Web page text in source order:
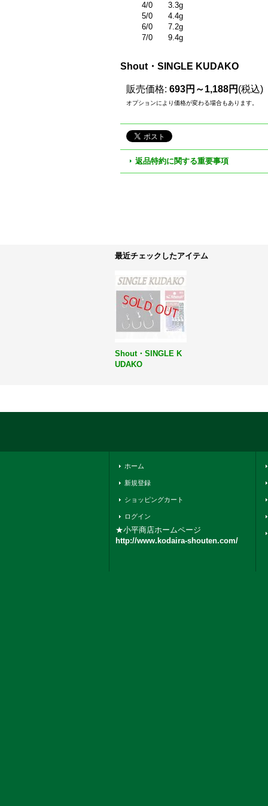
4/0 3.3g
5/0 4.4g
6/0 7.2g
7/0 9.4g
Shout・SINGLE KUDAKO
販売価格: 693円～1,188円 (税込)
オプションにより価格が変わる場合もあります。
返品特約に関する重要事項
最近チェックしたアイテム
Shout・SINGLE K
UDAKO
ホーム
新規登録
ショッピングカート
ログイン
★小平商店ホームページ
http://www.kodaira-shouten.com/